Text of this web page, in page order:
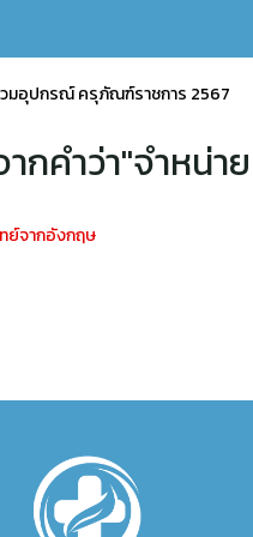
มอุปกรณ์ ครุภัณฑ์ราชการ 2567
กคำว่า"จำหน่า
ทย์จากอังกฤษ